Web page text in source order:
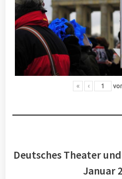
« ‹
Deutsches Theater
Januar